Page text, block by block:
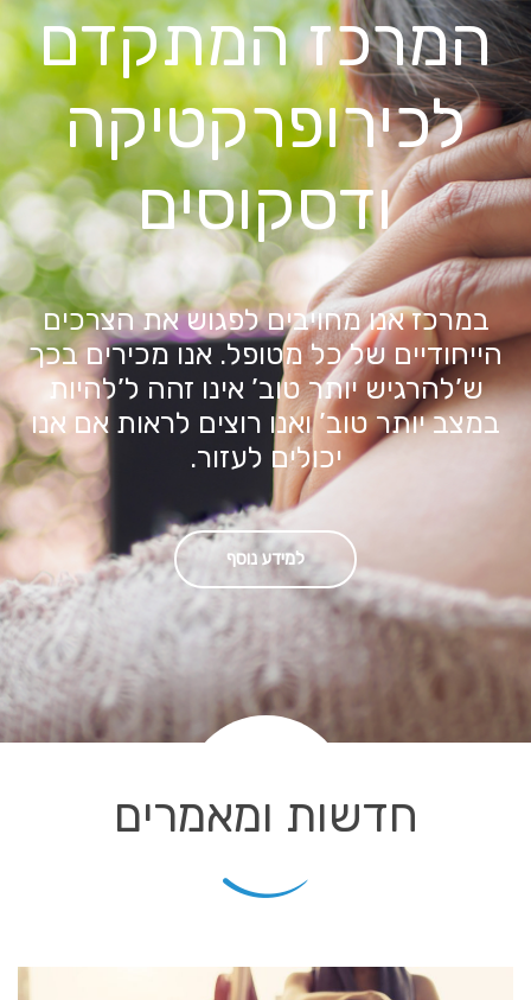
המרכז המתקדם
לכירופרקטיקה
ודסקוסים
במרכז אנו מחויבים לפגוש את הצרכים
הייחודיים של כל מטופל. אנו מכירים בכך
ש’להרגיש יותר טוב’ אינו זהה ל’להיות
במצב יותר טוב’ ואנו רוצים לראות אם אנו
יכולים לעזור.
למידע נוסף
חדשות ומאמרים